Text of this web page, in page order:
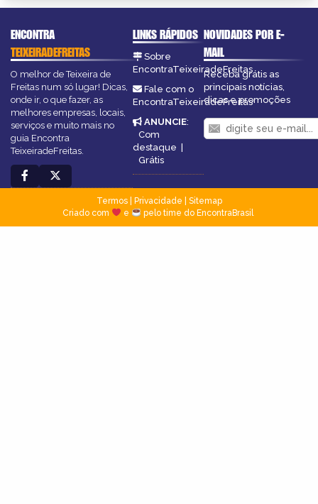
ENCONTRA
TEIXEIRADEFREITAS
O melhor de Teixeira de
Freitas num só lugar! Dicas,
onde ir, o que fazer, as
melhores empresas, locais,
serviços e muito mais no
guia Encontra
TeixeiradeFreitas.
LINKS RÁPIDOS
Sobre
EncontraTeixeiradeFreitas
Fale com o
EncontraTeixeiradeFreitas
ANUNCIE:
Com
destaque |
Grátis
NOVIDADES POR E-
MAIL
Receba grátis as
principais notícias,
dicas e promoções
Termos| Privacidade
Sitemap
Criado com
e pelo time do EncontraBrasil